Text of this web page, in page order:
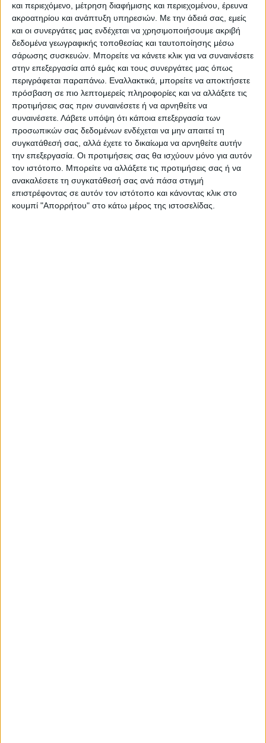
και περιεχόμενο, μέτρηση διαφήμισης και περιεχομένου, έρευνα
ακροατηρίου και ανάπτυξη υπηρεσιών. Με την άδειά σας, εμείς
και οι συνεργάτες μας ενδέχεται να χρησιμοποιήσουμε ακριβή
δεδομένα γεωγραφικής τοποθεσίας και ταυτοποίησης μέσω
σάρωσης συσκευών. Μπορείτε να κάνετε κλικ για να συναινέσετε
στην επεξεργασία από εμάς και τους συνεργάτες μας όπως
περιγράφεται παραπάνω. Εναλλακτικά, μπορείτε να αποκτήσετε
πρόσβαση σε πιο λεπτομερείς πληροφορίες και να αλλάξετε τις
προτιμήσεις σας πριν συναινέσετε ή να αρνηθείτε να
συναινέσετε. Λάβετε υπόψη ότι κάποια επεξεργασία των
προσωπικών σας δεδομένων ενδέχεται να μην απαιτεί τη
συγκατάθεσή σας, αλλά έχετε το δικαίωμα να αρνηθείτε αυτήν
την επεξεργασία. Οι προτιμήσεις σας θα ισχύουν μόνο για αυτόν
τον ιστότοπο. Μπορείτε να αλλάξετε τις προτιμήσεις σας ή να
ανακαλέσετε τη συγκατάθεσή σας ανά πάσα στιγμή
επιστρέφοντας σε αυτόν τον ιστότοπο και κάνοντας κλικ στο
κουμπί "Απορρήτου" στο κάτω μέρος της ιστοσελίδας.
Προετοιμασία Δόξας Μασχολουρίου